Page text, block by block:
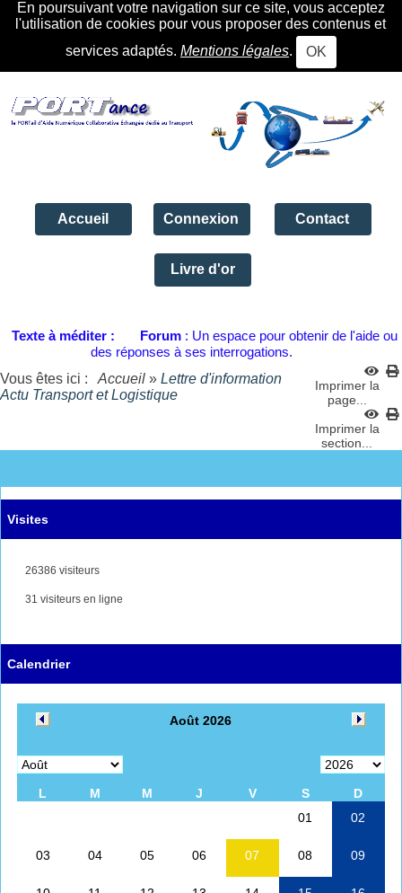
En poursuivant votre navigation sur ce site, vous acceptez
l'utilisation de cookies pour vous proposer des contenus et
services adaptés. Mentions légales. OK
Accueil Connexion Contact
Livre d'or
Texte à méditer : Forum : Un espace pour obtenir de l'aide ou
des réponses à ses interrogations.
Vous êtes ici :
Accueil » Lettre d'information
Actu Transport et Logistique
Imprimer la
page...
Imprimer la
section...
Visites
26386 visiteurs
31 visiteurs en ligne
Calendrier